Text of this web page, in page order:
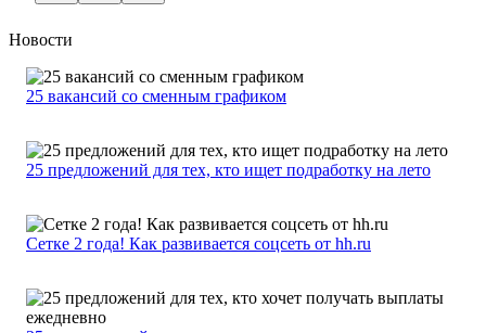
Новости
25 вакансий со сменным графиком
25 предложений для тех, кто ищет подработку на лето
Сетке 2 года! Как развивается соцсеть от hh.ru